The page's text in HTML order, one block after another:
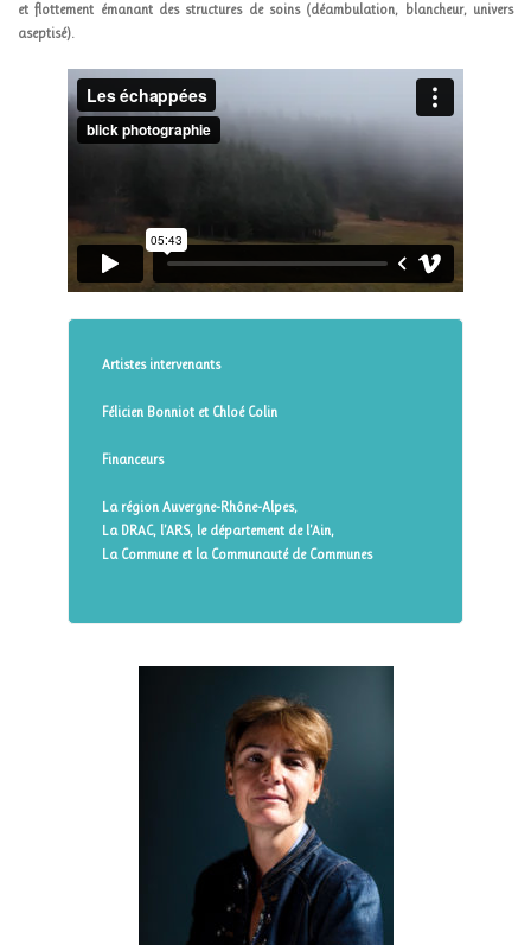
et flottement émanant des structures de soins (déambulation, blancheur, univers
aseptisé).
Artistes intervenants
Félicien Bonniot et Chloé Colin
Financeurs
La région Auvergne-Rhône-Alpes,
La DRAC, l’ARS, le département de l’Ain,
La Commune et la Communauté de Communes